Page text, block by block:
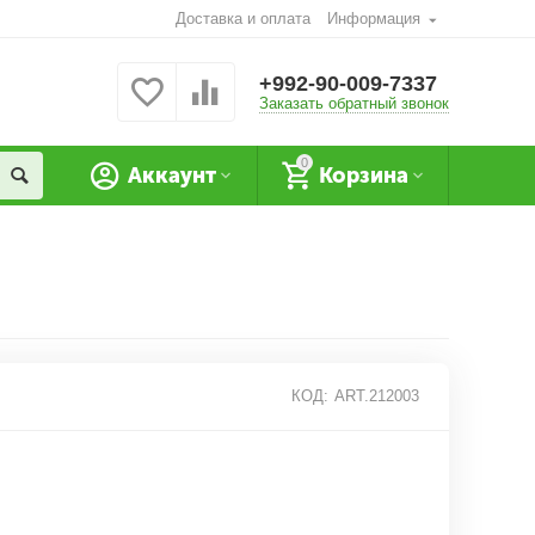
Доставка и оплата Информация
+992-90-009-7337
Заказать обратный звонок
0
Корзина
Аккаунт
КОД: ART.212003